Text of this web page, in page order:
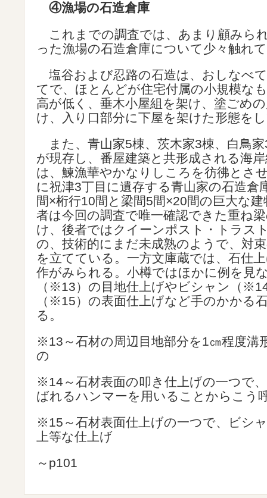
④漁場の石造倉庫
これまでの調査では、あまり顧みら
った漁場の石造倉庫について少々触れ
塩谷および忍路の石造は、おしなべ
てで、ほとんどが住宅付属の小規模な
高が低く、垂木小屋組を架け、塗ごめ
け、入り口部分に下屋を架けた形態を
また、青山家5棟、茨木家3棟、白鳥
が現存し、番屋建築と共形成される海
は、鰊漁華やかなりしころを彷彿とさ
に祝津3丁目に遺存する青山家の石造倉
間×桁行10間と梁間5間×20間の巨大な
者は今回の調査で唯一確認できた重ね
け、後者ではクイーンポスト・トラス
の、技術的にまだ未成熟のようで、対
を立てている。一方文庫蔵では、石仕
作がみられる。小樽ではほかに例を見
（※13）の目地仕上げやビシャン（
（※15）の表面仕上げなど手のかかる
る。
※13～石材の周辺目地部分を1㎝程度溝
の
※14～石材表面の叩き仕上げの一つで
ばれるハンマーを用いることからこう
※15～石材表面仕上げの一つで、ビシ
上等な仕上げ
～p101